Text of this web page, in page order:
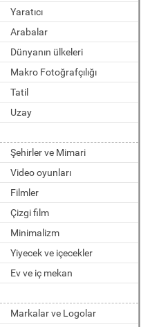
Yaratıcı
Arabalar
Dünyanın ülkeleri
Makro Fotoğrafçılığı
Tatil
Uzay
Şehirler ve Mimari
Video oyunları
Filmler
Çizgi film
Minimalizm
Yiyecek ve içecekler
Ev ve iç mekan
Markalar ve Logolar